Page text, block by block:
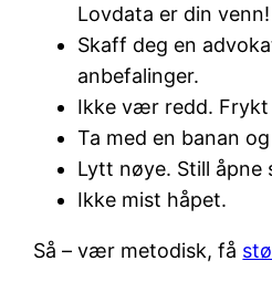
Lovdata er din venn!
Skaff deg en
anbefalinger.
Ikke vær redd.
Ta med en banan
Lytt nøye. Still åpne
Ikke mist håpet.
Så – vær metodisk, få